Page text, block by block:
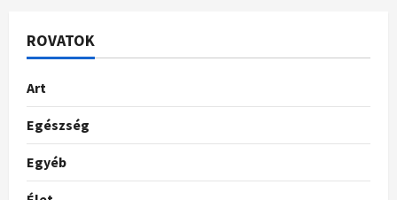
ROVATOK
Art
Egészség
Egyéb